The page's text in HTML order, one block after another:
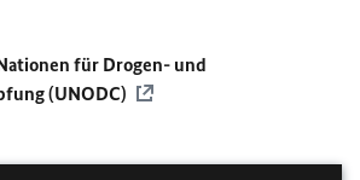
für Drogen- und
(UNODC)